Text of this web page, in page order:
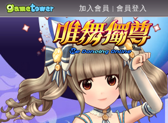
加入會員 | 會員登入